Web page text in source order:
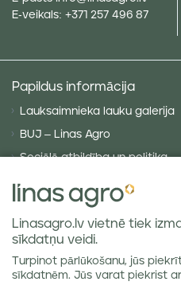
E-veikals: +371 257 496 87
Papildus informācija
Lauksaimnieka lauku galerija
BUJ – Linas Agro
Sociālā atbildība un politika
Sīkdatņu politika
VISPĀRĪGIE NOTEIKUMI
Labības tirgus atsauksmes
Linasagro.lv vietnē tiek
sīkdatņu veidi.
Turpinot pārlūkošanu, jūs
sīkdatnēm. Jūs varat piekrist